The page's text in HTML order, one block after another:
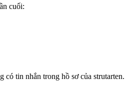
cuối:
có tin nhắn trong hồ sơ của strutarten.